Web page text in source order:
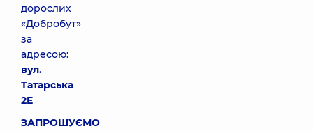
дорослих
«Добробут»
за
адресою:
вул.
Татарська
2E
ЗАПРОШУЄМО